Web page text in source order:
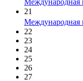
21
Международная
22
23
24
25
26
27